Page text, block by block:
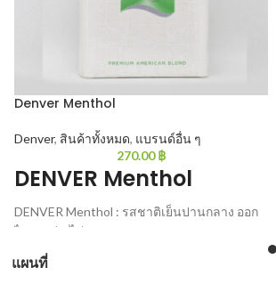
Denver Menthol
Denver, สินค้าทั้งหมด, แบรนด์อื่น ๆ
270.00฿
DENVER Menthol
DENVER Menthol : รสชาติเย็นปานกลาง ออก
ไปทางนุ่ม ไม่แทงคอ 20 มวน/ซอง
แผนที่